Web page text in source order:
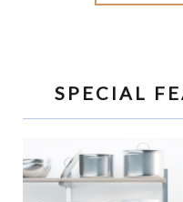
SPECIAL